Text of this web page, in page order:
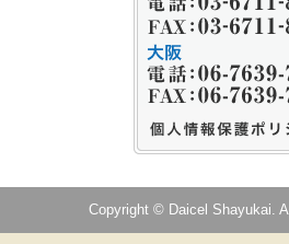
Copyright © Daicel Shayukai.